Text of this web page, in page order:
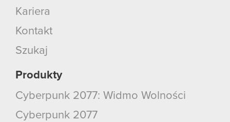
Kariera
Kontakt
Szukaj
Produkty
Cyberpunk 2077: Widmo Wolności
Cyberpunk 2077